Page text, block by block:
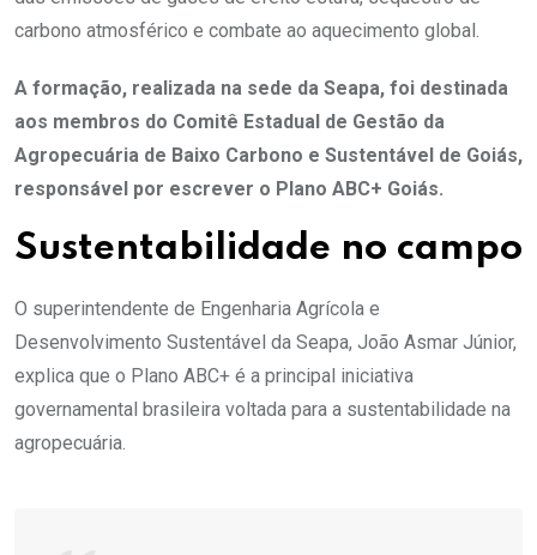
carbono atmosférico e combate ao aquecimento global.
A formação, realizada na sede da Seapa, foi destinada
aos membros do Comitê Estadual de Gestão da
Agropecuária de Baixo Carbono e Sustentável de Goiás,
responsável por escrever o Plano ABC+ Goiás.
Sustentabilidade no campo
O superintendente de Engenharia Agrícola e
Desenvolvimento Sustentável da Seapa, João Asmar Júnior,
explica que o Plano ABC+ é a principal iniciativa
governamental brasileira voltada para a sustentabilidade na
agropecuária.